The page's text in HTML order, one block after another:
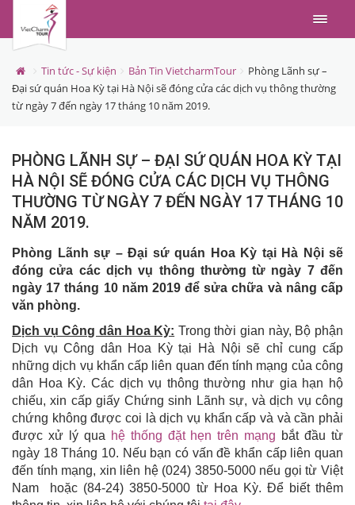
Menu
Tin tức - Sự kiện Bản Tin VietcharmTour
Phòng Lãnh sự –
Đại sứ quán Hoa Kỳ tại Hà Nội sẽ đóng cửa các dịch vụ thông thường
từ ngày 7 đến ngày 17 tháng 10 năm 2019.
PHÒNG LÃNH SỰ – ĐẠI SỨ QUÁN HOA KỲ TẠI
HÀ NỘI SẼ ĐÓNG CỬA CÁC DỊCH VỤ THÔNG
THƯỜNG TỪ NGÀY 7 ĐẾN NGÀY 17 THÁNG 10
NĂM 2019.
Phòng Lãnh sự – Đại sứ quán Hoa Kỳ tại Hà Nội sẽ
đóng cửa các dịch vụ thông thường từ ngày 7 đến
ngày 17 tháng 10 năm 2019 để sửa chữa và nâng cấp
văn phòng.
Dịch vụ Công dân Hoa Kỳ: Trong thời gian này, Bộ phận
Dịch vụ Công dân Hoa Kỳ tại Hà Nội sẽ chỉ cung cấp
những dịch vụ khẩn cấp liên quan đến tính mạng của công
dân Hoa Kỳ. Các dịch vụ thông thường như gia hạn hộ
chiếu, xin cấp giấy Chứng sinh Lãnh sự, và dịch vụ công
chứng không được coi là dịch vụ khẩn cấp và và cần phải
được xử lý qua hệ thống đặt hẹn trên mạng bắt đầu từ
ngày 18 Tháng 10. Nếu bạn có vấn đề khẩn cấp liên quan
đến tính mạng, xin liên hệ (024) 3850-5000 nếu gọi từ Việt
Nam hoặc (84-24) 3850-5000 từ Hoa Kỳ. Để biết thêm